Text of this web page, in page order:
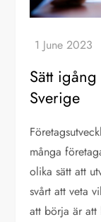
Sätt
Sverige
många
olika sätt att
svårt att veta
att börja är